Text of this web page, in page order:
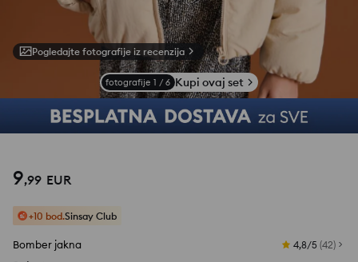
Pogledajte fotografije iz recenzija
fotografije 1 / 6 Kupi ovaj set
9,99 EUR
+10 bod.Sinsay Club
Bomber jakna 4,8/5 (42)